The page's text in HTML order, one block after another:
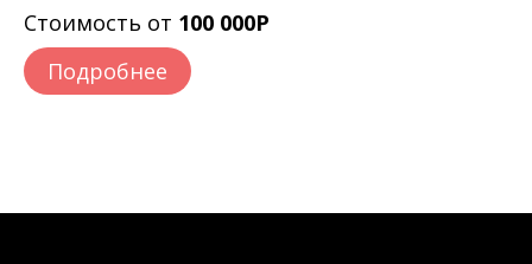
Стоимость от 100 000Р
Подробнее